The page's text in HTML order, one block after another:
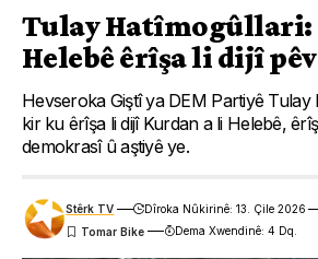
Tulay Hatîmogûllari:
Helebê êrîşa li dijî
Hevseroka Giştî ya DEM Partiyê
kir ku êrîşa li dijî Kurdan a li Helebê,
demokrasî û aştiyê ye.
Stêrk TV
Dîroka Nûkirinê: 13. Çile 2026
Dema Xwendinê: 4 Dq.